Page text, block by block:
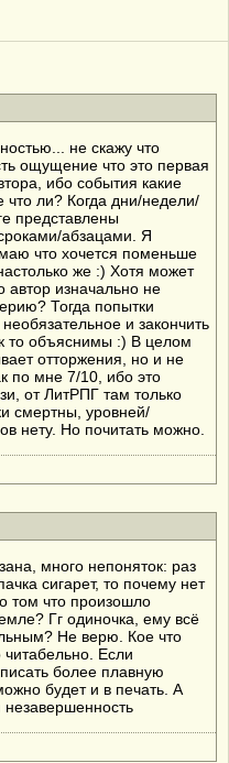
не скажу что
ощущение что это первая
ибо события какие
что ли? Когда дни/недели/
представлены
абзацами. Я
что хочется поменьше
же :) Хотя может
автор изначально не
Тогда попытки
необязательное и закончить
то объяснимы :) В целом
отторжения, но и не
по мне 7/10, ибо это
от ЛитРПГ там только
смертны, уровней/
нету. Но почитать можно.
много непоняток: раз
сигарет, то почему нет
том что произошло
Гг одиночка, ему всё
Не верю. Кое что
читабельно. Если
более плавную
будет и в печать. А
незавершенность